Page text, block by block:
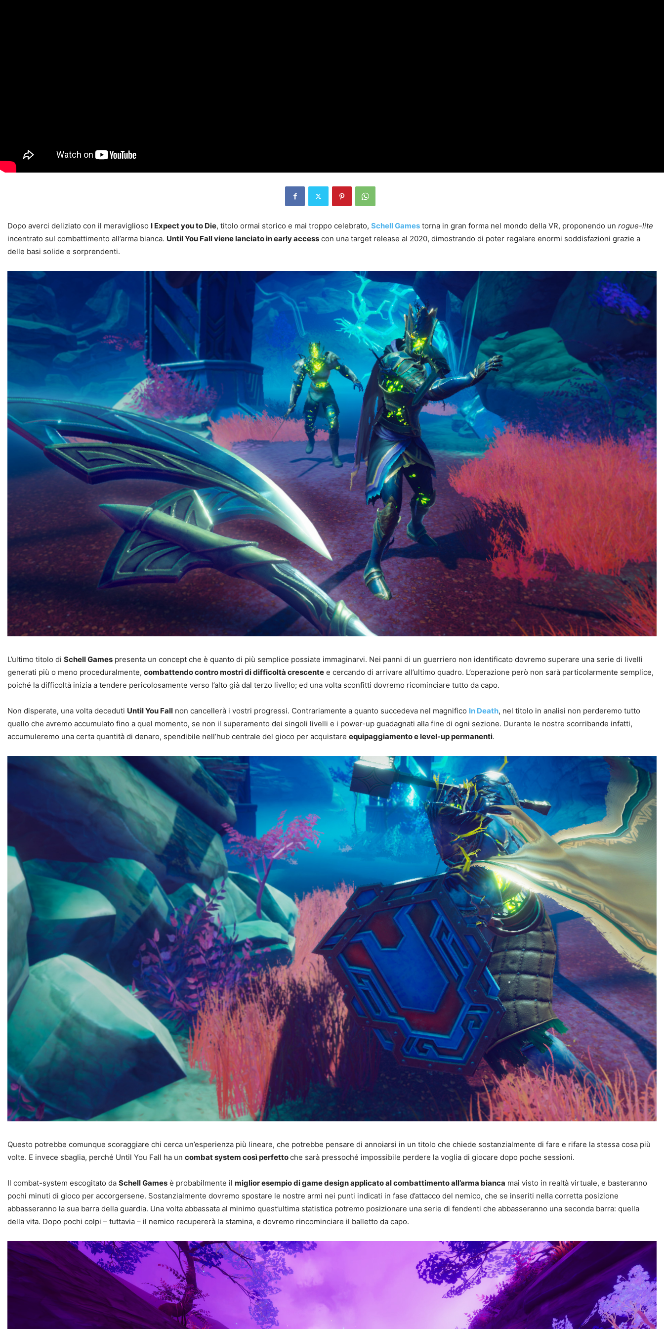
Dopo averci deliziato con il meraviglioso I Expect you to Die, titolo ormai storico e mai troppo celebrato, Schell Games torna in gran forma nel mondo della VR, proponendo un rogue-lite
incentrato sul combattimento all’arma bianca. Until You Fall viene lanciato in early access con una target release al 2020, dimostrando di poter regalare enormi soddisfazioni grazie a
delle basi solide e sorprendenti.
L’ultimo titolo di Schell Games presenta un concept che è quanto di più semplice possiate immaginarvi. Nei panni di un guerriero non identificato dovremo superare una serie di livelli
generati più o meno proceduralmente, combattendo contro mostri di difficoltà crescente e cercando di arrivare all’ultimo quadro. L’operazione però non sarà particolarmente semplice,
poiché la difficoltà inizia a tendere pericolosamente verso l’alto già dal terzo livello; ed una volta sconfitti dovremo ricominciare tutto da capo.
Non disperate, una volta deceduti Until You Fall non cancellerà i vostri progressi. Contrariamente a quanto succedeva nel magnifico In Death, nel titolo in analisi non perderemo tutto
quello che avremo accumulato fino a quel momento, se non il superamento dei singoli livelli e i power-up guadagnati alla fine di ogni sezione. Durante le nostre scorribande infatti,
accumuleremo una certa quantità di denaro, spendibile nell’hub centrale del gioco per acquistare equipaggiamento e level-up permanenti.
Questo potrebbe comunque scoraggiare chi cerca un’esperienza più lineare, che potrebbe pensare di annoiarsi in un titolo che chiede sostanzialmente di fare e rifare la stessa cosa più
volte. E invece sbaglia, perché Until You Fall ha un combat system così perfettoche sarà pressoché impossibile perdere la voglia di giocare dopo poche sessioni.
Il combat-system escogitato da Schell Games è probabilmente il miglior esempio di game design applicato al combattimento all’arma bianca mai visto in realtà virtuale, e basteranno
pochi minuti di gioco per accorgersene. Sostanzialmente dovremo spostare le nostre armi nei punti indicati in fase d’attacco del nemico, che se inseriti nella corretta posizione
abbasseranno la sua barra della guardia. Una volta abbassata al minimo quest’ultima statistica potremo posizionare una serie di fendenti che abbasseranno una seconda barra: quella
della vita. Dopo pochi colpi – tuttavia – il nemico recupererà la stamina, e dovremo rincominciare il balletto da capo.